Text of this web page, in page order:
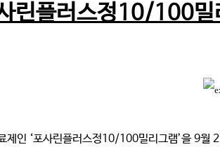
린플러스정10/100
인 ‘포사린플러스정10/100밀리그램’을 9월